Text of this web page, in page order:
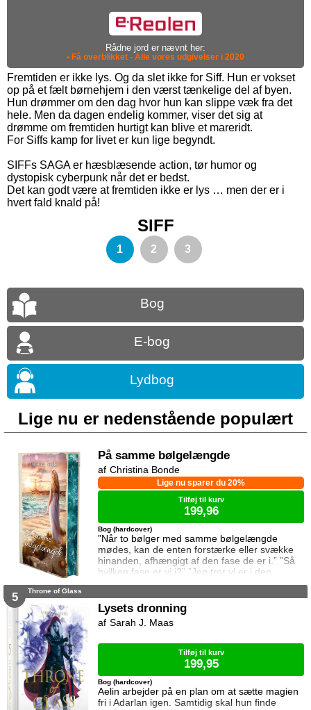
Rådne jord er nævnt her:
• Få overblikket - Alle vores udgivelser i 2020
Fremtiden er ikke lys. Og da slet ikke for Siff. Hun er vokset
op på et fælt børnehjem i den værst tænkelige del af byen.
Hun drømmer om den dag hvor hun kan slippe væk fra det
hele. Men da dagen endelig kommer, viser det sig at
drømme om fremtiden hurtigt kan blive et mareridt.
For Siffs kamp for livet er kun lige begyndt.
SIFFs SAGA er hæsblæsende action, tør humor og
dystopisk cyberpunk når det er bedst.
Det kan godt være at fremtiden ikke er lys … men der er i
hvert fald knald på!
SIFF
1 2 3
Bog
E-bog
Lydbog
Lige nu er nedenstående populært
På samme bølgelængde
”Når to bølger med samme bølgelængde
mødes, kan de enten forstærke eller svække
hinanden, afhængigt af den fase de er i.” ”Så
hvilken fase er vi i?” ”Jeg tror vi er i den
samme fase.” To ting er vigtige for Elina da
sætte sin afdøde fars hus til salg. Salget skal
gå hurtigt, og hendes ophold skal være kort.
Elina har ikke besøgt byen siden hendes far
Bog (hardcover)
Lige nu sparer du 20%
Christina Bonde
Tilføj til kurv
199,96
5 Throne of Glass
Lysets dronning
Aelin arbejder på en plan om at sætte magien
fri i Adarlan igen. Samtidig skal hun finde
Bog (hardcover)
Sarah J. Maas
Tilføj til kurv
199,95